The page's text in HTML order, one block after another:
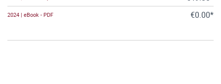
2024 | eBook - PDF €0.00*